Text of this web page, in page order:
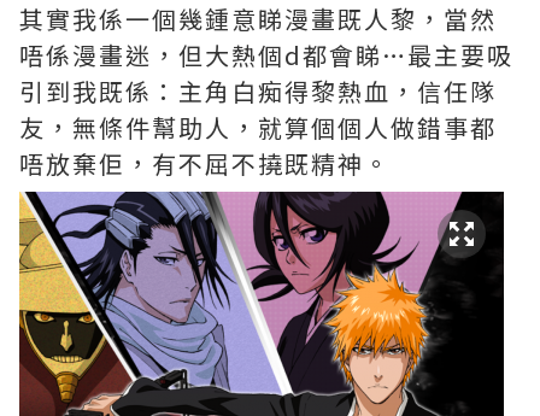
其實我係一個幾鍾意睇漫畫既人黎，當然
唔係漫畫迷，但大熱個d都會睇…最主要吸
引到我既係：主角白痴得黎熱血，信任隊
友，無條件幫助人，就算個個人做錯事都
唔放棄佢，有不屈不撓既精神。